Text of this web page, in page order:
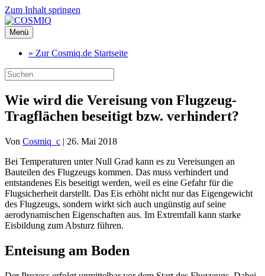
Zum Inhalt springen
Menü
» Zur Cosmiq.de Startseite
Wie wird die Vereisung von Flugzeug-
Tragflächen beseitigt bzw. verhindert?
Von Cosmiq_c | 26. Mai 2018
Bei Temperaturen unter Null Grad kann es zu Vereisungen an
Bauteilen des Flugzeugs kommen. Das muss verhindert und
entstandenes Eis beseitigt werden, weil es eine Gefahr für die
Flugsicherheit darstellt. Das Eis erhöht nicht nur das Eigengewicht
des Flugzeugs, sondern wirkt sich auch ungünstig auf seine
aerodynamischen Eigenschaften aus. Im Extremfall kann starke
Eisbildung zum Absturz führen.
Enteisung am Boden